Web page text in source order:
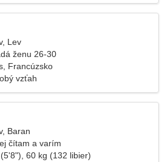
Lev
ženu 26-30
Francúzsko
vzťah
Baran
čítam a varím
60 kg (132 libier)